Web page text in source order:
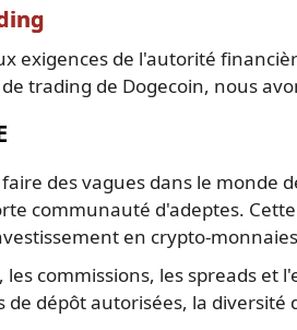
exigences de l'autorité
trading de Dogecoin, nous
des vagues dans le
communauté d'adeptes.
en crypto-
commissions, les spreads et
dépôt autorisées, la